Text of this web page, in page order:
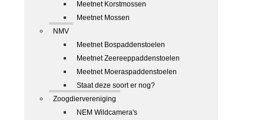
Meetnet Korstmossen
Meetnet Mossen
NMV
Meetnet Bospaddenstoelen
Meetnet Zeereeppaddenstoelen
Meetnet Moeraspaddenstoelen
Staat deze soort er nog?
Zoogdiervereniging
NEM Wildcamera's